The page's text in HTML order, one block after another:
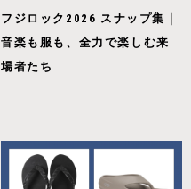
フジロック2026 スナップ集｜
音楽も服も、全力で楽しむ来
場者たち